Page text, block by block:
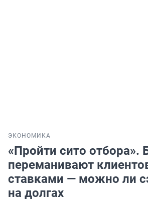
ЭКОНОМИКА
«Пройти сито отбора».
переманивают
ставками — можно ли
на долгах